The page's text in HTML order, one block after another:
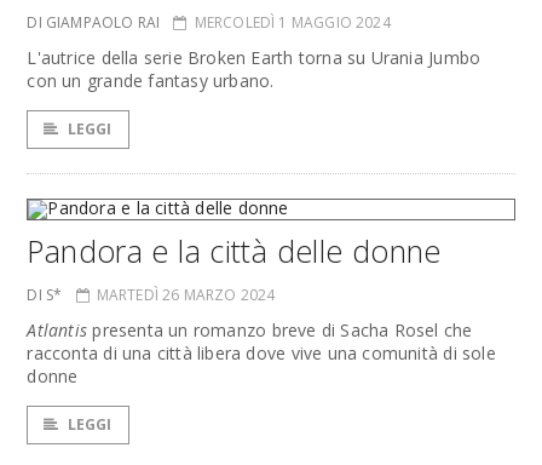
DI GIAMPAOLO RAI MERCOLEDÌ 1 MAGGIO 2024
L'autrice della serie Broken Earth torna su Urania Jumbo
con un grande fantasy urbano.
LEGGI
Pandora e la città delle donne
DI S* MARTEDÌ 26 MARZO 2024
Atlantis presenta un romanzo breve di Sacha Rosel che
racconta di una città libera dove vive una comunità di sole
donne
LEGGI